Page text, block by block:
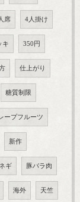
席 4人掛け
キ 350円
仕上がり
糖質制限
ープフルーツ
新作
ネギ 豚バラ肉
海外 天竺